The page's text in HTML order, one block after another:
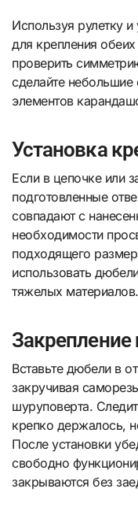
Используя рулетку
для крепления
проверить
сделайте
элементов
Установка
Если в цепочке или
подготовленные
совпадают с
необходимости
подходящего
использовать
тяжелых материалов.
Вставьте дюбели в
закручивая
шуруповерта.
крепко держалось,
После установки
свободно
закрываются без